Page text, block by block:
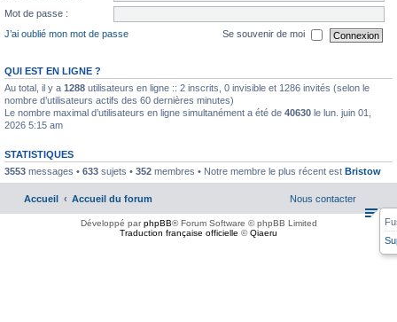
Mot de passe :
J’ai oublié mon mot de passe
Se souvenir de moi
QUI EST EN LIGNE ?
Au total, il y a 1288 utilisateurs en ligne :: 2 inscrits, 0 invisible et 1286 invités (selon le
nombre d’utilisateurs actifs des 60 dernières minutes)
Le nombre maximal d’utilisateurs en ligne simultanément a été de 40630 le lun. juin 01,
2026 5:15 am
STATISTIQUES
3553 messages • 633 sujets • 352 membres • Notre membre le plus récent est Bristow
Accueil Accueil du forum Nous contacter
Développé parphpBB® Forum Software © phpBB Limited
Traduction française officielle ©Qiaeru